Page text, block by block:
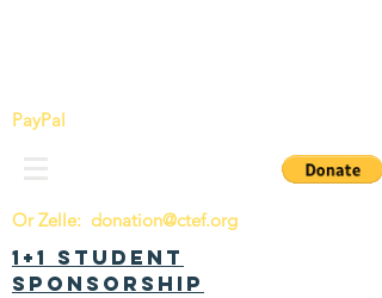
PayPal
Or Zelle: donation@ctef.org
1+1 Student
Sponsorship